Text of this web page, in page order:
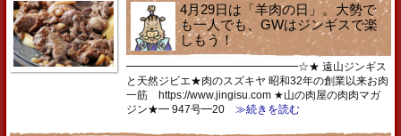
4月29日は「羊肉の日」。大勢で
も一人でも、GWはジンギスで楽
しもう！
━━━━━━━━━━━━━━━━☆★ 遠山ジンギス
と天然ジビエ★肉のスズキヤ 昭和32年の創業以来お肉
一筋 https://www.jingisu.com ★山の肉屋の肉肉マガ
ジン★━ 947号━20 ≫続きを読む